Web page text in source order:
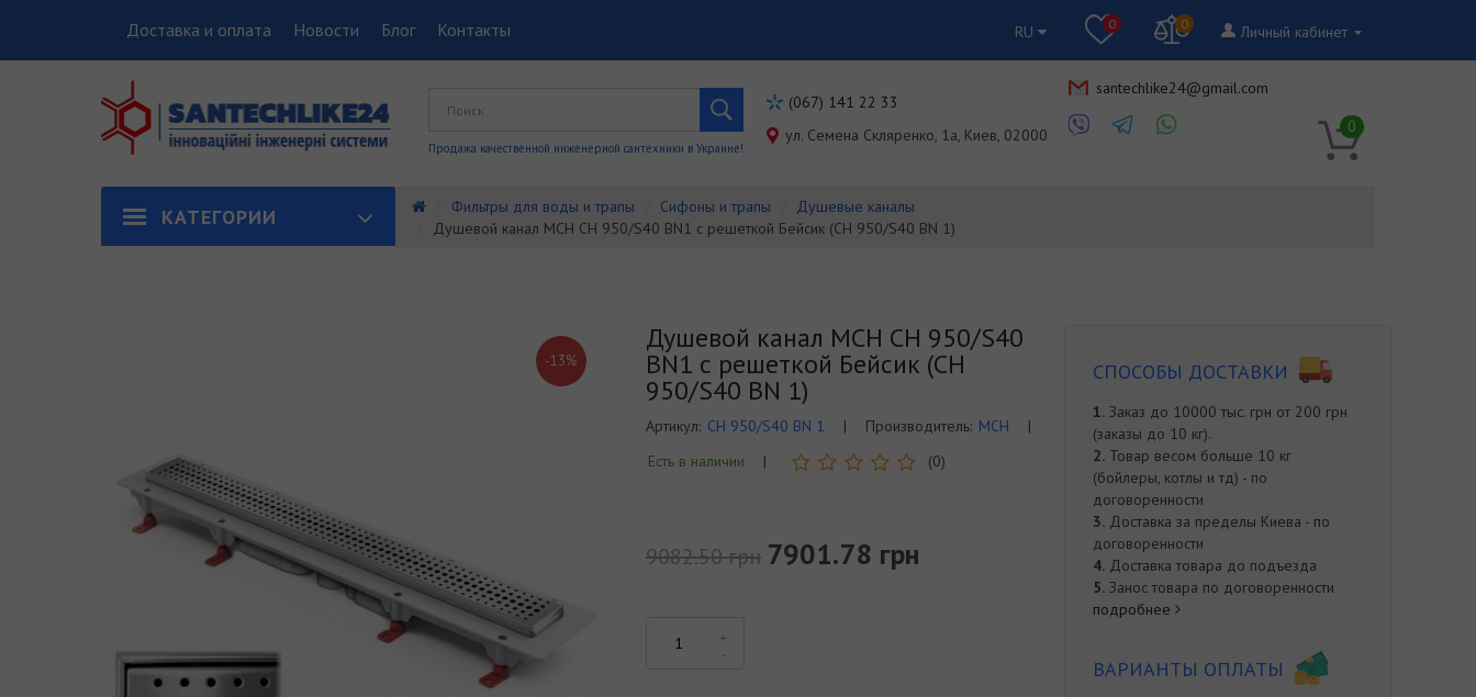
Доставка и оплата Новости Блог Контакты RU 0 0 Личный кабинет
Продажа качественной инженерной сантехники в Украине!
(067) 141 22 33
ул. Семена Скляренко, 1a, Киев, 02000
santechlike24@gmail.com
0
КАТЕГОРИИ Фильтры для воды и трапы Сифоны и трапы
Душевые каналы
Душевой канал MCH CH 950/S40 BN1 с решеткой Бейсик (CH 950/S40 BN 1)
-13%
Душевой канал MCH CH 950/S40
BN1 с решеткой Бейсик (CH
950/S40 BN 1)
Артикул: CH 950/S40 BN 1 | Производитель: MCH
|
Есть в наличии
| (0)
9082.50 грн 7901.78 грн
СПОСОБЫ ДОСТАВКИ
1. Заказ до 10000 тыс. грн от 200 грн
(заказы до 10 кг).
2. Товар весом больше 10 кг
(бойлеры, котлы и тд) - по
договоренности
3. Доставка за пределы Киева - по
договоренности
4. Доставка товара до подъезда
5. Занос товара по договоренности
подробнее
ВАРИАНТЫ ОПЛАТЫ